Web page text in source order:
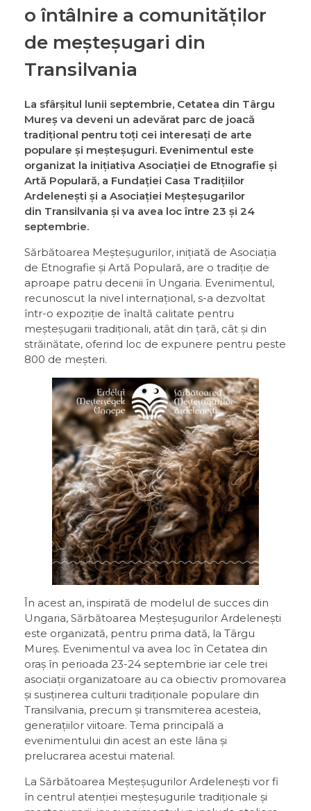
o întâlnire a comunităților
de meșteșugari din
Transilvania
La sfârșitul lunii septembrie, Cetatea din Târgu
Mureș va deveni un adevărat parc de joacă
tradițional pentru toți cei interesați de arte
populare și meșteșuguri. Evenimentul este
organizat la inițiativa Asociației de Etnografie și
Artă Populară, a Fundației Casa Tradițiilor
Ardelenești și a Asociației Meșteșugarilor
din Transilvania și va avea loc între 23 și 24
septembrie.
Sărbătoarea Meșteșugurilor, inițiată de Asociația
de Etnografie și Artă Populară, are o tradiție de
aproape patru decenii în Ungaria. Evenimentul,
recunoscut la nivel internațional, s-a dezvoltat
într-o expoziție de înaltă calitate pentru
meșteșugarii tradiționali, atât din țară, cât și din
străinătate, oferind loc de expunere pentru peste
800 de meșteri.
În acest an, inspirată de modelul de succes din
Ungaria, Sărbătoarea Meșteșugurilor Ardelenești
este organizată, pentru prima dată, la Târgu
Mureș. Evenimentul va avea loc în Cetatea din
oraș în perioada 23-24 septembrie iar cele trei
asociații organizatoare au ca obiectiv promovarea
și susținerea culturii tradiționale populare din
Transilvania, precum și transmiterea acesteia,
generațiilor viitoare. Tema principală a
evenimentului din acest an este lâna și
prelucrarea acestui material.
La Sărbătoarea Meșteșugurilor Ardelenești vor fi
în centrul atenției meșteșugurile tradiționale și